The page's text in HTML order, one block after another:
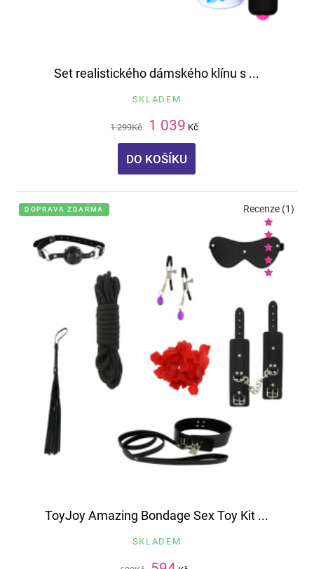
Set realistického dámského klínu s ...
SKLADEM
1 299Kč 1 039 Kč
DO KOŠÍKU
DOPRAVA ZDARMA
ToyJoy Amazing Bondage Sex Toy Kit ...
SKLADEM
Recenze (1)